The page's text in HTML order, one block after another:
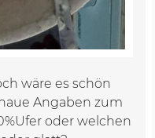
wäre es schön
Angaben zum
oder welchen